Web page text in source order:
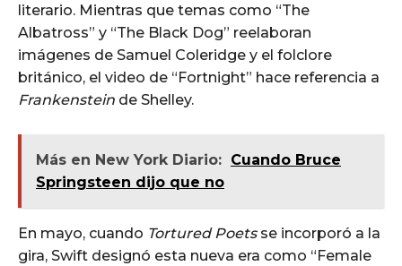
literario. Mientras que temas como “The
Albatross” y “The Black Dog” reelaboran
imágenes de Samuel Coleridge y el folclore
británico, el video de “Fortnight” hace referencia a
Frankenstein de Shelley.
Más en New York Diario: Cuando Bruce
Springsteen dijo que no
En mayo, cuando Tortured Poetsse incorporó a la
gira, Swift designó esta nueva era como “Female